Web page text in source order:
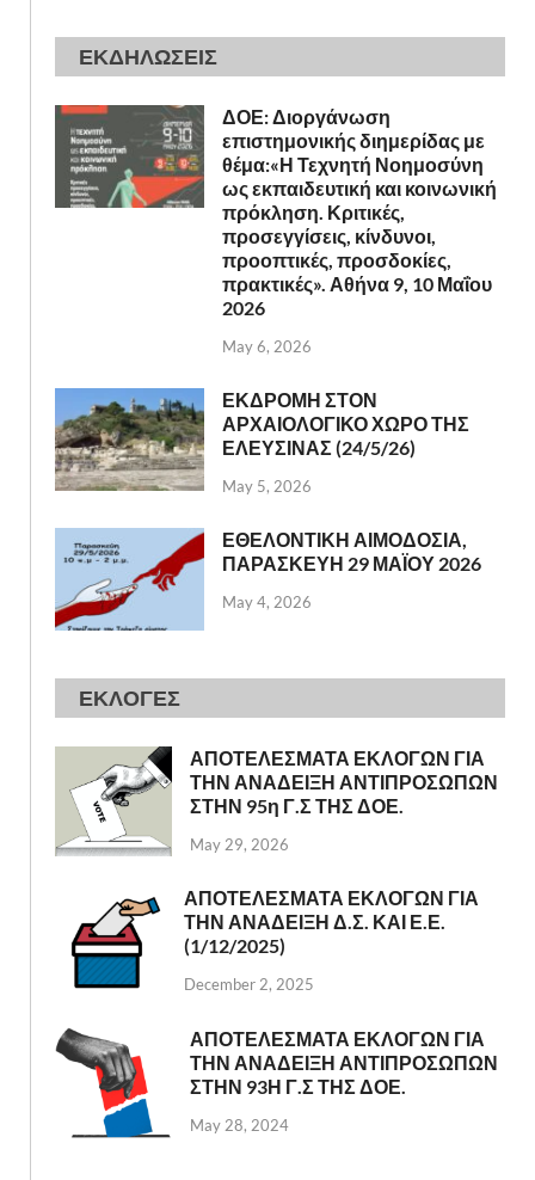
ΕΚΔΗΛΩΣΕΙΣ
ΔΟΕ: Διοργάνωση
επιστημονικής διημερίδας με
θέμα:«Η Τεχνητή Νοημοσύνη
ως εκπαιδευτική και κοινωνική
πρόκληση. Κριτικές,
προσεγγίσεις, κίνδυνοι,
προοπτικές, προσδοκίες,
πρακτικές». Αθήνα 9, 10 Μαΐου
2026
May 6, 2026
ΕΚΔΡΟΜΗ ΣΤΟΝ
ΑΡΧΑΙΟΛΟΓΙΚΟ ΧΩΡΟ ΤΗΣ
ΕΛΕΥΣΙΝΑΣ (24/5/26)
May 5, 2026
ΕΘΕΛΟΝΤΙΚΗ ΑΙΜΟΔΟΣΙΑ,
ΠΑΡΑΣΚΕΥΗ 29 ΜΑΪΟΥ 2026
May 4, 2026
ΕΚΛΟΓΕΣ
ΑΠΟΤΕΛΕΣΜΑΤΑ ΕΚΛΟΓΩΝ ΓΙΑ
ΤΗΝ ΑΝΑΔΕΙΞΗ ΑΝΤΙΠΡΟΣΩΠΩΝ
ΣΤΗΝ 95η Γ.Σ ΤΗΣ ΔΟΕ.
May 29, 2026
ΑΠΟΤΕΛΕΣΜΑΤΑ ΕΚΛΟΓΩΝ ΓΙΑ
ΤΗΝ ΑΝΑΔΕΙΞΗ Δ.Σ. ΚΑΙ Ε.Ε.
(1/12/2025)
December 2, 2025
ΑΠΟΤΕΛΕΣΜΑΤΑ ΕΚΛΟΓΩΝ ΓΙΑ
ΤΗΝ ΑΝΑΔΕΙΞΗ ΑΝΤΙΠΡΟΣΩΠΩΝ
ΣΤΗΝ 93Η Γ.Σ ΤΗΣ ΔΟΕ.
May 28, 2024